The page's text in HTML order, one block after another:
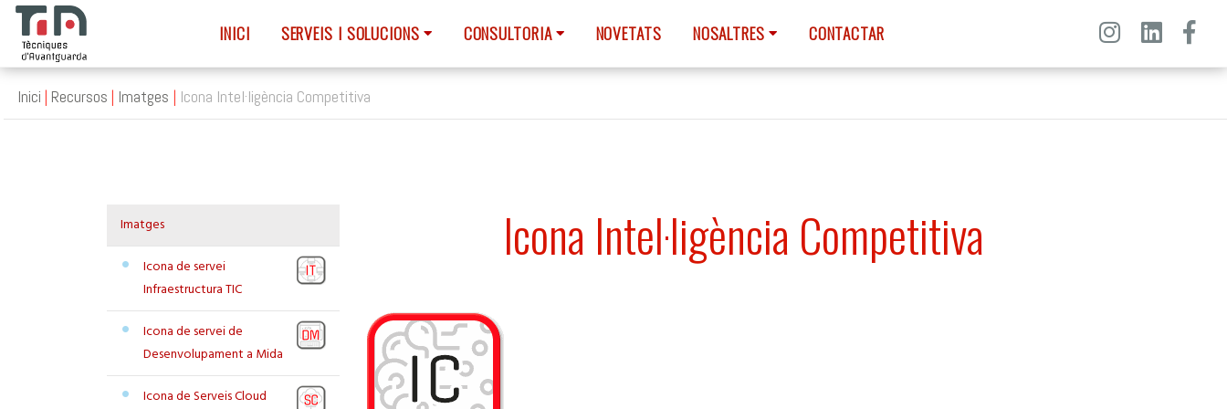
INICI SERVEIS I SOLUCIONS CONSULTORIA NOVETATS NOSALTRES CONTACTAR
Inici Recursos Imatges Icona Intel·ligència Competitiva
Imatges
Icona de servei
Infraestructura TIC
Icona de servei de
Desenvolupament a Mida
Icona de Serveis Cloud
Icona Intel·ligència Competitiva